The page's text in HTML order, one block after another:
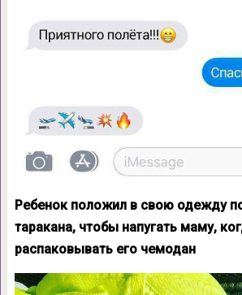
Ребенок положил в свою одежду
таракана, чтобы напугать маму,
распаковывать его чемодан